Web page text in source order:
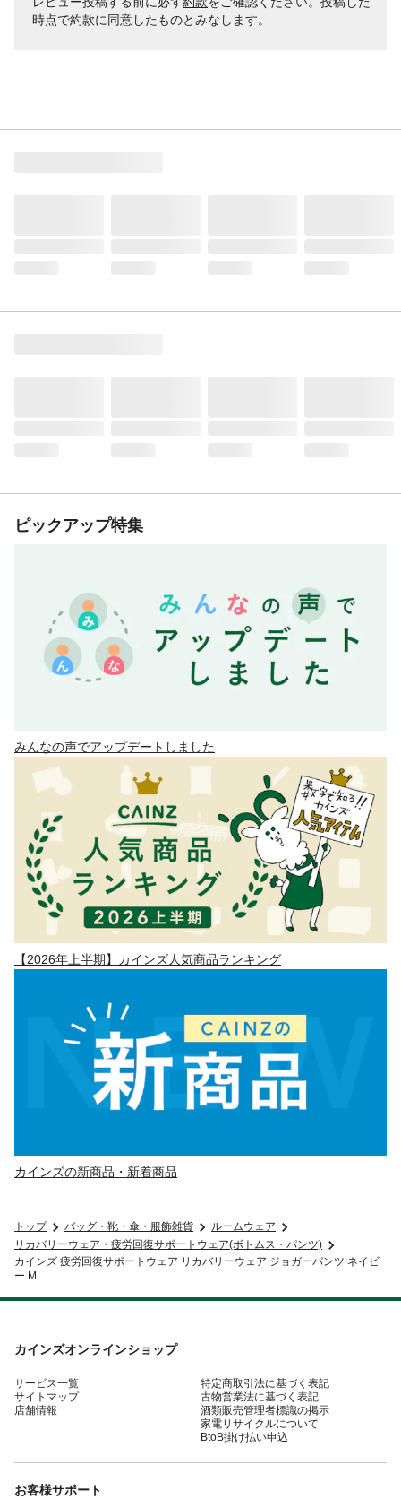
時点で約款に同意したものとみなします。
ピックアップ特集
みんなの声でアップデートしました
【2026年上半期】カインズ人気商品ランキング
カインズの新商品・新着商品
トップ バッグ・靴・傘・服飾雑貨
ルームウェア
リカバリーウェア・疲労回復サポートウェア(ボトムス・パンツ)
カインズ 疲労回復サポートウェア リカバリーウェア ジョガーパンツ ネイビ
ー M
カインズオンラインショップ
サービス一覧
サイトマップ
店舗情報
特定商取引法に基づく表記
古物営業法に基づく表記
酒類販売管理者標識の掲示
家電リサイクルについて
BtoB掛け払い申込
お客様サポート